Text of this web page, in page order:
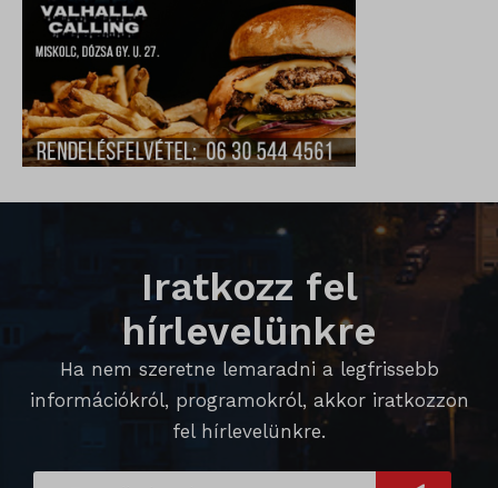
Iratkozz fel
hírlevelünkre
Ha nem szeretne lemaradni a legfrissebb
információkról, programokról, akkor iratkozzon
fel hírlevelünkre.
wp-settings-time-*
mhcookie
_gid
mp_*_mixpanel
strack_tracking_code
_qimei_fingerprint
_qimei_i_3
chatbase_anon_id
cookieyes-consent
domain